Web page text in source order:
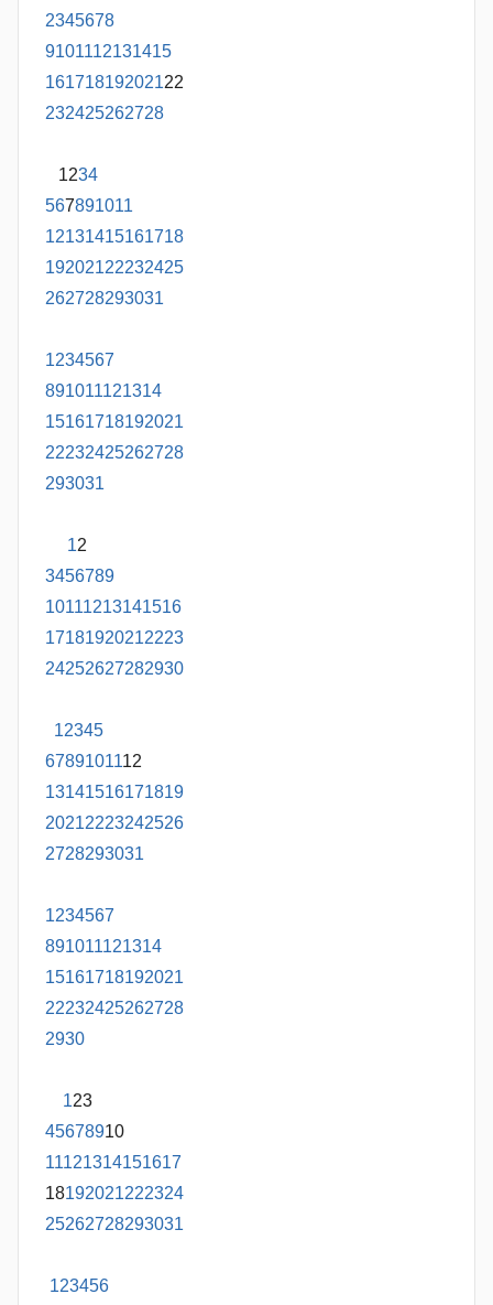
2345678
9101112131415
16171819202122
232425262728
1234
567891011
12131415161718
19202122232425
262728293031
1234567
891011121314
15161718192021
22232425262728
293031
12
3456789
10111213141516
17181920212223
24252627282930
12345
6789101112
13141516171819
20212223242526
2728293031
1234567
891011121314
15161718192021
22232425262728
2930
123
45678910
11121314151617
18192021222324
25262728293031
123456